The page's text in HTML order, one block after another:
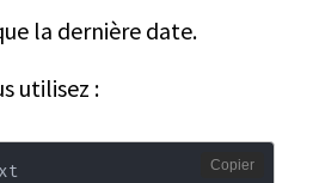
la dernière date.
utilisez :
Copier